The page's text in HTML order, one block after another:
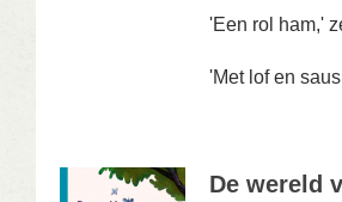
'Een rol ham,'
'Met lof en
De wereld